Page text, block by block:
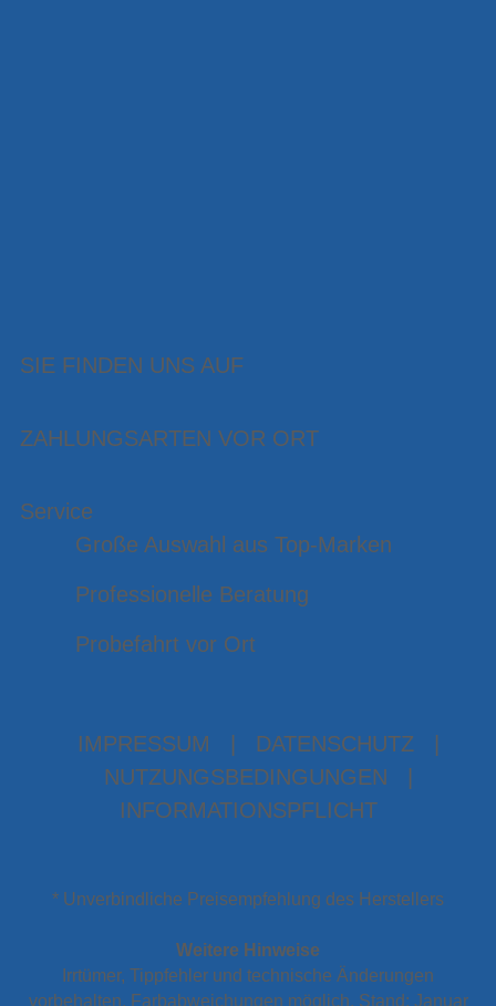
SIE FINDEN UNS AUF
ZAHLUNGSARTEN VOR ORT
Service
Große Auswahl aus Top-Marken
Professionelle Beratung
Probefahrt vor Ort
IMPRESSUM DATENSCHUTZ
NUTZUNGSBEDINGUNGEN
INFORMATIONSPFLICHT
* Unverbindliche Preisempfehlung des Herstellers
Weitere Hinweise
Irrtümer, Tippfehler und technische Änderungen
vorbehalten. Farbabweichungen möglich. Stand: Januar